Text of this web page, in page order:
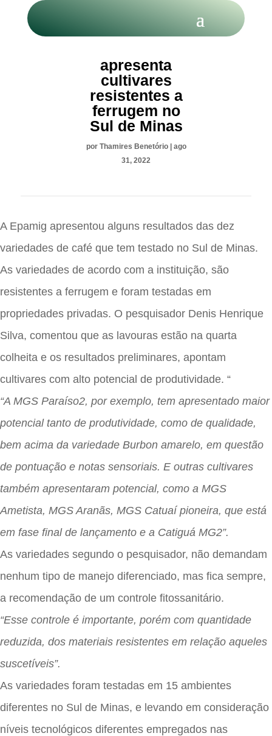
apresenta
cultivares
resistentes a
ferrugem no
Sul de Minas
por Thamires Benetório| ago
31, 2022
A Epamig apresentou alguns resultados das dez
variedades de café que tem testado no Sul de Minas.
As variedades de acordo com a instituição, são
resistentes a ferrugem e foram testadas em
propriedades privadas. O pesquisador Denis Henrique
Silva, comentou que as lavouras estão na quarta
colheita e os resultados preliminares, apontam
cultivares com alto potencial de produtividade. “
“A MGS Paraíso2, por exemplo, tem apresentado maior
potencial tanto de produtividade, como de qualidade,
bem acima da variedade Burbon amarelo, em questão
de pontuação e notas sensoriais. E outras cultivares
também apresentaram potencial, como a MGS
Ametista, MGS Aranãs, MGS Catuaí pioneira, que está
em fase final de lançamento e a Catiguá MG2”.
As variedades segundo o pesquisador, não demandam
nenhum tipo de manejo diferenciado, mas fica sempre,
a recomendação de um controle fitossanitário.
“Esse controle é importante, porém com quantidade
reduzida, dos materiais resistentes em relação aqueles
suscetíveis”.
As variedades foram testadas em 15 ambientes
diferentes no Sul de Minas, e levando em consideração
níveis tecnológicos diferentes empregados nas